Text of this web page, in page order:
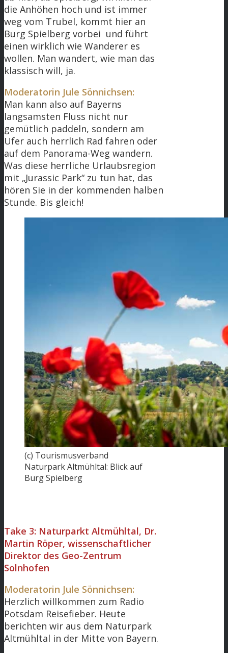
die Anhöhen hoch und ist immer
weg vom Trubel, kommt hier an
Burg Spielberg vorbei und führt
einen wirklich wie Wanderer es
wollen. Man wandert, wie man das
klassisch will, ja.
Moderatorin Jule Sönnichsen:
Man kann also auf Bayerns
langsamsten Fluss nicht nur
gemütlich paddeln, sondern am
Ufer auch herrlich Rad fahren oder
auf dem Panorama-Weg wandern.
Was diese herrliche Urlaubsregion
mit „Jurassic Park“ zu tun hat, das
hören Sie in der kommenden halben
Stunde. Bis gleich!
(c) Tourismusverband
Naturpark Altmühltal: Blick auf
Burg Spielberg
Take 3: Naturparkt Altmühltal, Dr.
Martin Röper, wissenschaftlicher
Direktor des Geo-Zentrum
Solnhofen
Moderatorin Jule Sönnichsen:
Herzlich willkommen zum Radio
Potsdam Reisefieber. Heute
berichten wir aus dem Naturpark
Altmühltal in der Mitte von Bayern.